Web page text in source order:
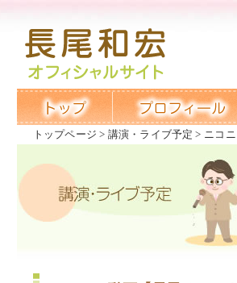
トップページ 講演・ライブ予定 ニコ